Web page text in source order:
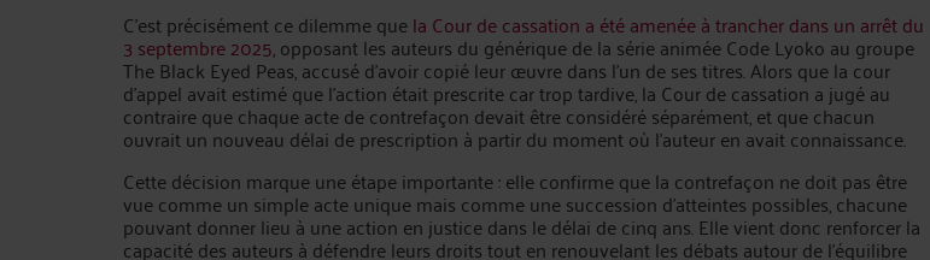
C’est précisément ce dilemme quela Cour de cassation a été amenée à trancher dans un arrêt du
3 septembre 2025, opposant les auteurs du générique de la série animée Code Lyoko au groupe
The Black Eyed Peas, accusé d’avoir copié leur œuvre dans l’un de ses titres. Alors que la cour
d’appel avait estimé que l’action était prescrite car trop tardive, la Cour de cassation a jugé au
contraire que chaque acte de contrefaçon devait être considéré séparément, et que chacun
ouvrait un nouveau délai de prescription à partir du moment où l’auteur en avait connaissance.
Cette décision marque une étape importante : elle confirme que la contrefaçon ne doit pas être
vue comme un simple acte unique mais comme une succession d’atteintes possibles, chacune
pouvant donner lieu à une action en justice dans le délai de cinq ans. Elle vient donc renforcer la
capacité des auteurs à défendre leurs droits tout en renouvelant les débats autour de l’équilibre